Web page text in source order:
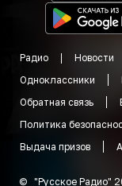
Радио Новости
Одноклассники
Обратная связь
Политика
Выдача призов
© "Русское Радио"